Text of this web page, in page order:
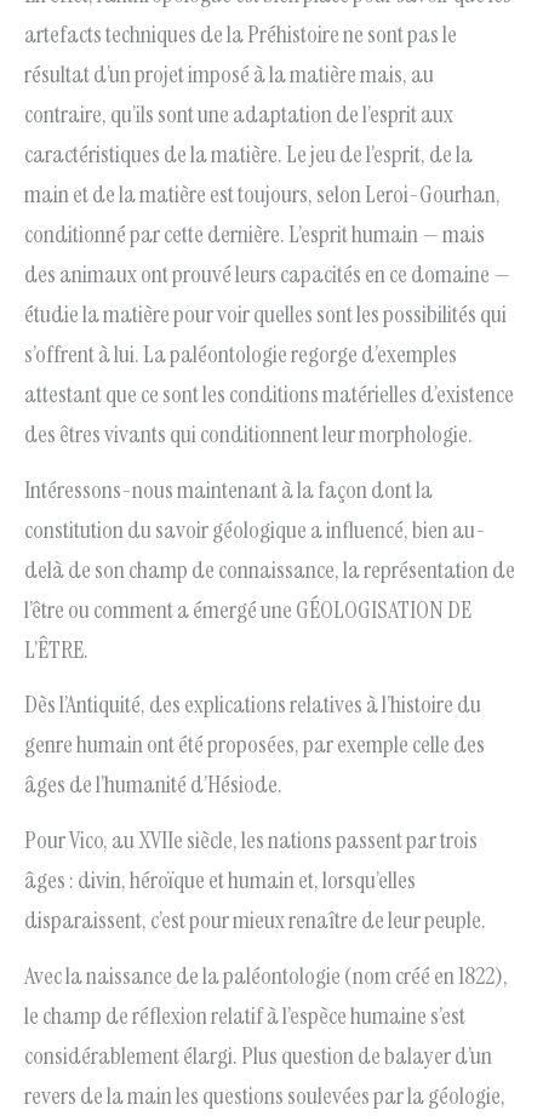
artefacts techniques de la Préhistoire ne sont pas le
résultat d’un projet imposé à la matière mais, au
contraire, qu’ils sont une adaptation de l’esprit aux
caractéristiques de la matière. Le jeu de l’esprit, de la
main et de la matière est toujours, selon Leroi-Gourhan,
conditionné par cette dernière. L’esprit humain — mais
des animaux ont prouvé leurs capacités en ce domaine —
étudie la matière pour voir quelles sont les possibilités qui
s’offrent à lui. La paléontologie regorge d’exemples
attestant que ce sont les conditions matérielles d’existence
des êtres vivants qui conditionnent leur morphologie.
Intéressons-nous maintenant à la façon dont la
constitution du savoir géologique a influencé, bien au-
delà de son champ de connaissance, la représentation de
l’être ou comment a émergé une GÉOLOGISATION DE
L’ÊTRE.
Dès l’Antiquité, des explications relatives à l’histoire du
genre humain ont été proposées, par exemple celle des
âges de l’humanité d’Hésiode.
Pour Vico, au XVIIe siècle, les nations passent par trois
âges : divin, héroïque et humain et, lorsqu’elles
disparaissent, c’est pour mieux renaître de leur peuple.
Avec la naissance de la paléontologie (nom créé en 1822),
le champ de réflexion relatif à l’espèce humaine s’est
considérablement élargi. Plus question de balayer d’un
revers de la main les questions soulevées par la géologie,